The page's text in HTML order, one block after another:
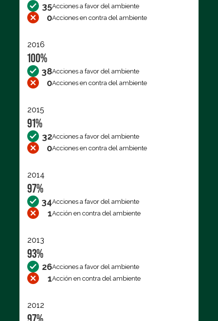
35Acciones a favor del ambiente
0Acciones en contra del ambiente
2016
100%
38Acciones a favor del ambiente
0Acciones en contra del ambiente
2015
91%
32Acciones a favor del ambiente
0Acciones en contra del ambiente
2014
97%
34Acciones a favor del ambiente
1Acción en contra del ambiente
2013
93%
26Acciones a favor del ambiente
1Acción en contra del ambiente
2012